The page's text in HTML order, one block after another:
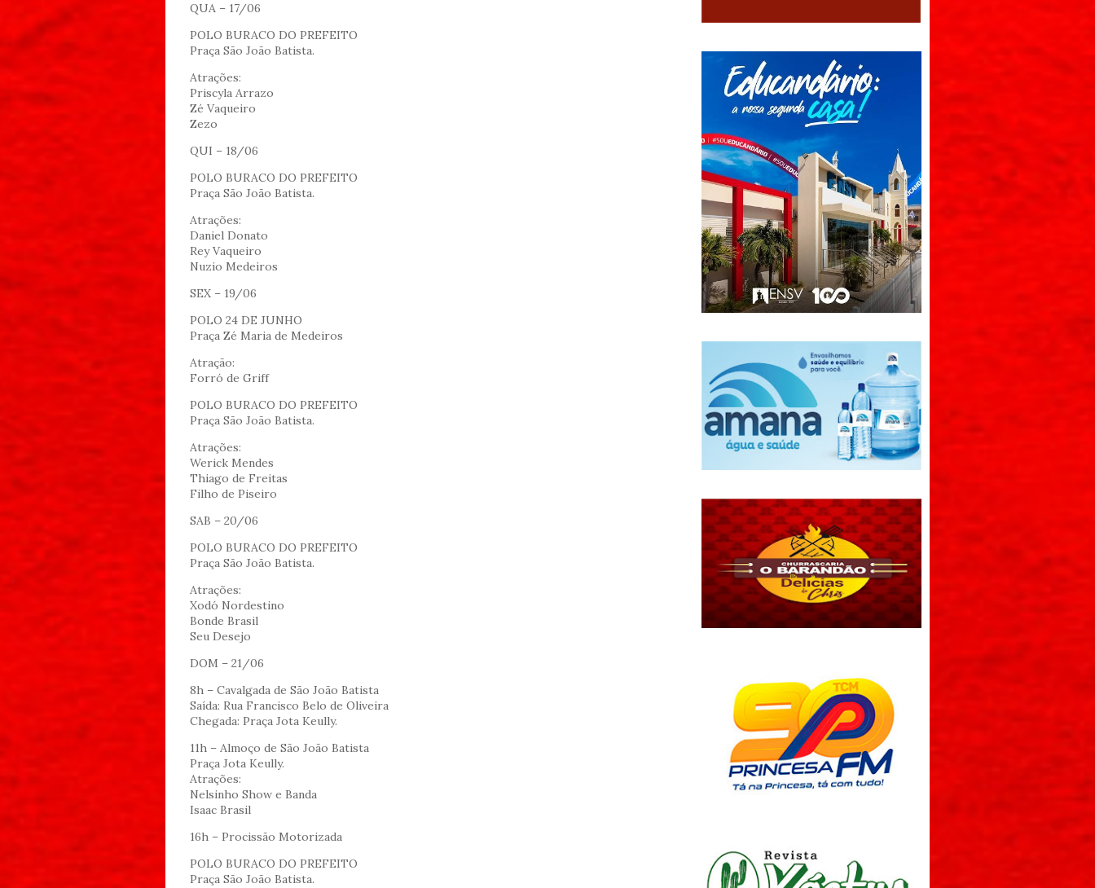
QUA – 17/06
POLO BURACO DO PREFEITO
Praça São João Batista.
Atrações:
Priscyla Arrazo
Zé Vaqueiro
Zezo
QUI – 18/06
POLO BURACO DO PREFEITO
Praça São João Batista.
Atrações:
Daniel Donato
Rey Vaqueiro
Nuzio Medeiros
SEX – 19/06
POLO 24 DE JUNHO
Praça Zé Maria de Medeiros
Atração:
Forró de Griff
POLO BURACO DO PREFEITO
Praça São João Batista.
Atrações:
Werick Mendes
Thiago de Freitas
Filho de Piseiro
SAB – 20/06
POLO BURACO DO PREFEITO
Praça São João Batista.
Atrações:
Xodó Nordestino
Bonde Brasil
Seu Desejo
DOM – 21/06
8h – Cavalgada de São João Batista
Saída: Rua Francisco Belo de Oliveira
Chegada: Praça Jota Keully.
11h – Almoço de São João Batista
Praça Jota Keully.
Atrações:
Nelsinho Show e Banda
Isaac Brasil
16h – Procissão Motorizada
POLO BURACO DO PREFEITO
Praça São João Batista.